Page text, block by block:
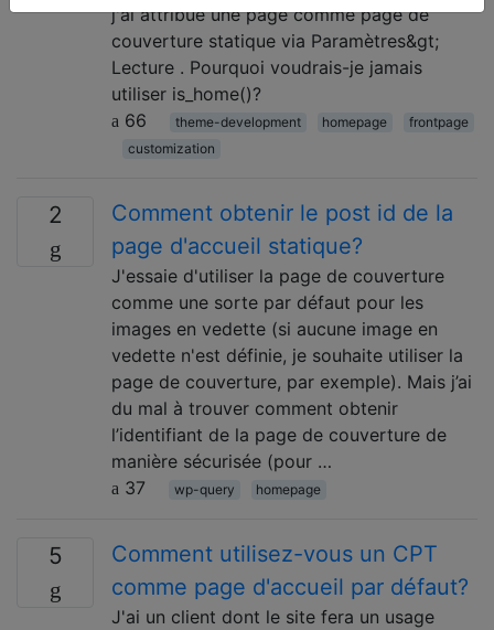
j'ai attribué une page comme page de
couverture statique via Paramètres&gt;
Lecture . Pourquoi voudrais-je jamais
utiliser is_home()?
66
theme-development homepage
frontpage
customization
2
Comment obtenir le post id de la
page d'accueil statique?
J'essaie d'utiliser la page de couverture
comme une sorte par défaut pour les
images en vedette (si aucune image en
vedette n'est définie, je souhaite utiliser la
page de couverture, par exemple). Mais j’ai
du mal à trouver comment obtenir
l’identifiant de la page de couverture de
manière sécurisée (pour …
37
wp-query homepage
5
Comment utilisez-vous un CPT
comme page d'accueil par défaut?
J'ai un client dont le site fera un usage